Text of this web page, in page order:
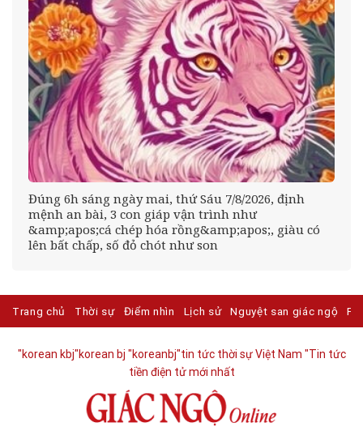
Đúng 6h sáng ngày mai, thứ Sáu 7/8/2026, định
mệnh an bài, 3 con giáp vận trình như
&amp;apos;cá chép hóa rồng&amp;apos;, giàu có
lên bất chấp, số đỏ chót như son
Trang chủ Thời sự Điểm nhìn Lịch sử Nguyệt san giác ngộ
"korean kbj​"korean bj "koreanbj​"tin tức thời sự Việt Nam "Tin tức
tiền điện tử mới nhất​